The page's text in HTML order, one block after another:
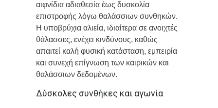
αιφνίδια αδιαθεσία έως δυσκολία
επιστροφής λόγω θαλάσσιων συνθηκών.
Η υποβρύχια αλιεία, ιδιαίτερα σε ανοιχτές
θάλασσες, ενέχει κινδύνους, καθώς
απαιτεί καλή φυσική κατάσταση, εμπειρία
και συνεχή επίγνωση των καιρικών και
θαλάσσιων δεδομένων.
Δύσκολες συνθήκες και αγωνία